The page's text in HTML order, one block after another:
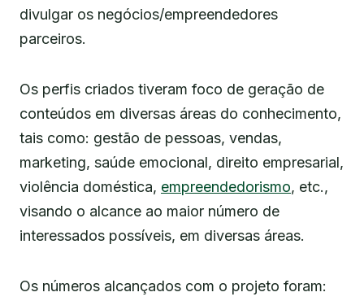
divulgar os negócios/empreendedores
parceiros.
Os perfis criados tiveram foco de geração de
conteúdos em diversas áreas do conhecimento,
tais como: gestão de pessoas, vendas,
marketing, saúde emocional, direito empresarial,
violência doméstica, empreendedorismo, etc.,
visando o alcance ao maior número de
interessados possíveis, em diversas áreas.
Os números alcançados com o projeto foram: